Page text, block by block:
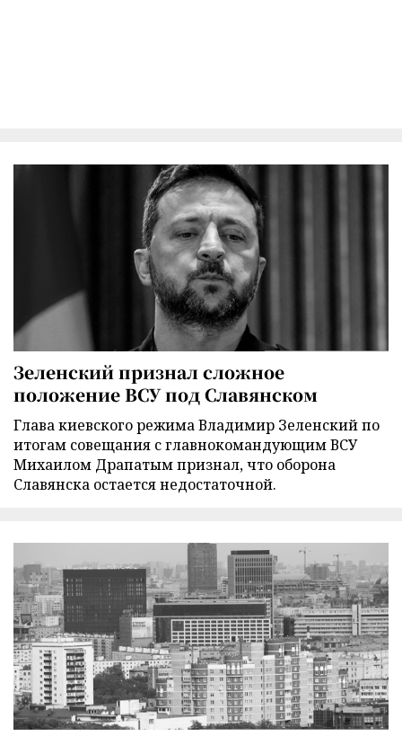
Зеленский признал сложное
положение ВСУ под Славянском
Глава киевского режима Владимир Зеленский по
итогам совещания с главнокомандующим ВСУ
Михаилом Драпатым признал, что оборона
Славянска остается недостаточной.